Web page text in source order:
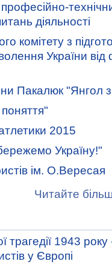
діяльності
комітету з
України
Пакалюк "Янгол
2015
Україну!"
ім. О.Вересая
Читайте
трагедії 1943
у Європі